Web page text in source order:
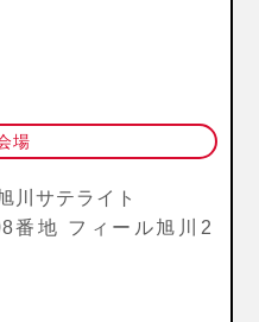
場
川サテライト
番地 フィール旭川2